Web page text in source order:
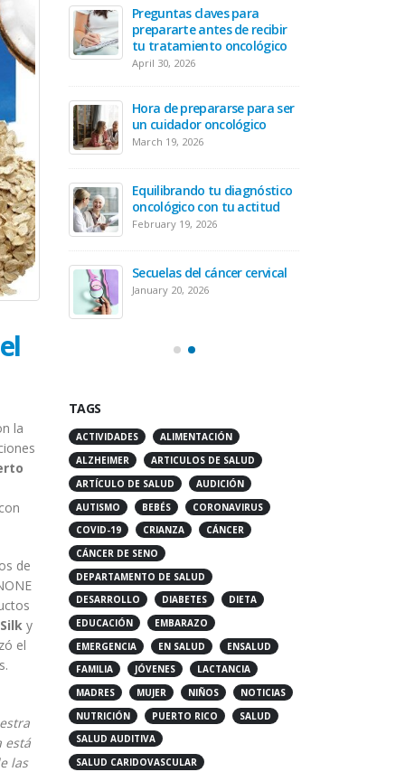
la
de
Silk y
el
está
las
es
de un
polvo
en
Hora de
Preguntas claves para
prepararte antes de recibir
tu tratamiento oncológico
April 30, 2026
Hora de prepararse para ser
un cuidador oncológico
March 19, 2026
Equilibrando tu diagnóstico
oncológico con tu actitud
February 19, 2026
Secuelas del cáncer cervical
January 20, 2026
TAGS
ACTIVIDADES
ALIMENTACIÓN
ALZHEIMER
ARTICULOS DE SALUD
ARTÍCULO DE SALUD
AUDICIÓN
AUTISMO
BEBÉS
CORONAVIRUS
COVID-19
CRIANZA
CÁNCER
CÁNCER DE SENO
DEPARTAMENTO DE SALUD
DESARROLLO
DIABETES
DIETA
EDUCACIÓN
EMBARAZO
EMERGENCIA
EN SALUD
ENSALUD
FAMILIA
JÓVENES
LACTANCIA
MADRES
MUJER NIÑOS
NOTICIAS
NUTRICIÓN
PUERTO RICO
SALUD
SALUD AUDITIVA
SALUD CARIDOVASCULAR